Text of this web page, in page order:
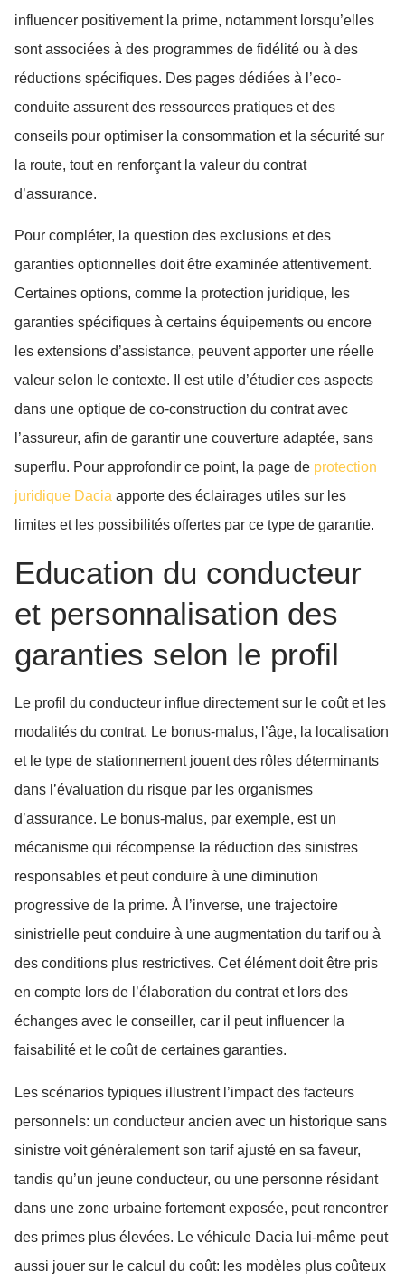
influencer positivement la prime, notamment lorsqu’elles
sont associées à des programmes de fidélité ou à des
réductions spécifiques. Des pages dédiées à l’eco-
conduite assurent des ressources pratiques et des
conseils pour optimiser la consommation et la sécurité sur
la route, tout en renforçant la valeur du contrat
d’assurance.
Pour compléter, la question des exclusions et des
garanties optionnelles doit être examinée attentivement.
Certaines options, comme la protection juridique, les
garanties spécifiques à certains équipements ou encore
les extensions d’assistance, peuvent apporter une réelle
valeur selon le contexte. Il est utile d’étudier ces aspects
dans une optique de co-construction du contrat avec
l’assureur, afin de garantir une couverture adaptée, sans
superflu. Pour approfondir ce point, la page de protection
juridique Dacia apporte des éclairages utiles sur les
limites et les possibilités offertes par ce type de garantie.
Education du conducteur
et personnalisation des
garanties selon le profil
Le profil du conducteur influe directement sur le coût et les
modalités du contrat. Le bonus-malus, l’âge, la localisation
et le type de stationnement jouent des rôles déterminants
dans l’évaluation du risque par les organismes
d’assurance. Le bonus-malus, par exemple, est un
mécanisme qui récompense la réduction des sinistres
responsables et peut conduire à une diminution
progressive de la prime. À l’inverse, une trajectoire
sinistrielle peut conduire à une augmentation du tarif ou à
des conditions plus restrictives. Cet élément doit être pris
en compte lors de l’élaboration du contrat et lors des
échanges avec le conseiller, car il peut influencer la
faisabilité et le coût de certaines garanties.
Les scénarios typiques illustrent l’impact des facteurs
personnels: un conducteur ancien avec un historique sans
sinistre voit généralement son tarif ajusté en sa faveur,
tandis qu’un jeune conducteur, ou une personne résidant
dans une zone urbaine fortement exposée, peut rencontrer
des primes plus élevées. Le véhicule Dacia lui-même peut
aussi jouer sur le calcul du coût: les modèles plus coûteux